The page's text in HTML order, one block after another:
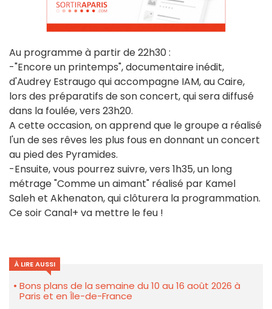
Au programme à partir de 22h30 :
-"Encore un printemps", documentaire inédit,
d'Audrey Estraugo qui accompagne IAM, au Caire,
lors des préparatifs de son concert, qui sera diffusé
dans la foulée, vers 23h20.
A cette occasion, on apprend que le groupe a réalisé
l'un de ses rêves les plus fous en donnant un concert
au pied des Pyramides.
-Ensuite, vous pourrez suivre, vers 1h35, un long
métrage "Comme un aimant" réalisé par Kamel
Saleh et Akhenaton, qui clôturera la programmation.
Ce soir Canal+ va mettre le feu !
À LIRE AUSSI
Bons plans de la semaine du 10 au 16 août 2026 à
Paris et en Île-de-France